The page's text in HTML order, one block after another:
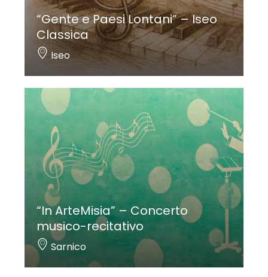
“Gente e Paesi Lontani” – Iseo
Classica
Iseo
“In ArteMisia” – Concerto
musico-recitativo
Sarnico